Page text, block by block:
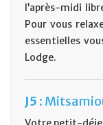
l’après-midi
Pour vous
essentielles
Lodge.
J5 :